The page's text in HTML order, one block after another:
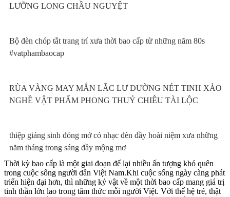
LƯỠNG LONG CHẦU NGUYỆT
Bộ đèn chóp tắt trang trí xưa thời bao cấp từ những năm 80s
#vatphambaocap
RÙA VÀNG MAY MẮN LẮC LƯ ĐƯỜNG NÉT TINH XẢO
NGHỀ VẬT PHẨM PHONG THUỶ CHIÊU TÀI LỘC
thiệp giáng sinh đóng mở có nhạc đèn đầy hoài niệm xưa những
năm tháng trong sáng đầy mộng mơ
Thời kỳ bao cấp là một giai đoạn để lại nhiều ấn tượng khó quên
trong cuộc sống người dân Việt Nam.Khi cuộc sống ngày càng phát
triển hiện đại hơn, thì những kỷ vật về một thời bao cấp mang giá trị
tinh thần lớn lao trong tâm thức mỗi người Việt. Với thế hệ trẻ, thật